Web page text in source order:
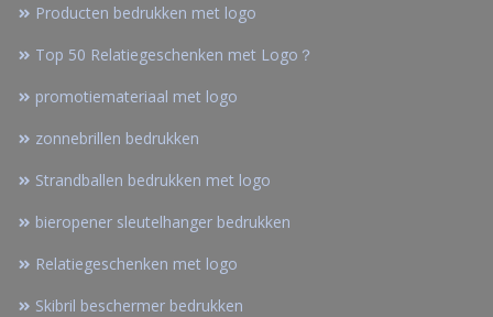
Producten bedrukken met logo
Top 50 Relatiegeschenken met Logo？
promotiemateriaal met logo
zonnebrillen bedrukken
Strandballen bedrukken met logo
bieropener sleutelhanger bedrukken
Relatiegeschenken met logo
Skibril beschermer bedrukken